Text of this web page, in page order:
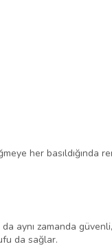
her basıldığında
aynı zamanda
da sağlar.